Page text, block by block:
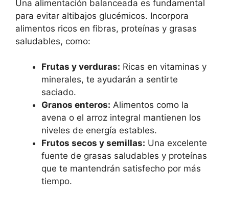
Una alimentación balanceada es fundamental
para evitar altibajos glucémicos. Incorpora
alimentos ricos en fibras, proteínas y grasas
saludables, como:
Frutas y verduras: Ricas en vitaminas y
minerales, te ayudarán a sentirte
saciado.
Granos enteros: Alimentos como la
avena o el arroz integral mantienen los
niveles de energía estables.
Frutos secos y semillas: Una excelente
fuente de grasas saludables y proteínas
que te mantendrán satisfecho por más
tiempo.